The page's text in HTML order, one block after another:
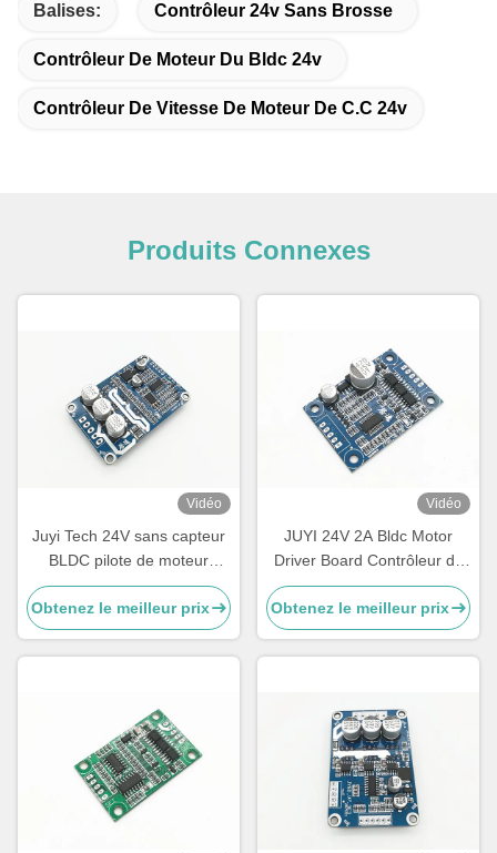
Balises: Contrôleur 24v Sans Brosse
Contrôleur De Moteur Du Bldc 24v
Contrôleur De Vitesse De Moteur De C.C 24v
Produits Connexes
Vidéo
Juyi Tech 24V sans capteur
BLDC pilote de moteur
contrôleur de moteur, Bldc
pilote de carte pour souffleur
centrifuge
Obtenez le meilleur prix
Vidéo
JUYI 24V 2A Bldc Motor
Driver Board Contrôleur de
ventilateur à vitesse variable
avec capteur de température
Obtenez le meilleur prix